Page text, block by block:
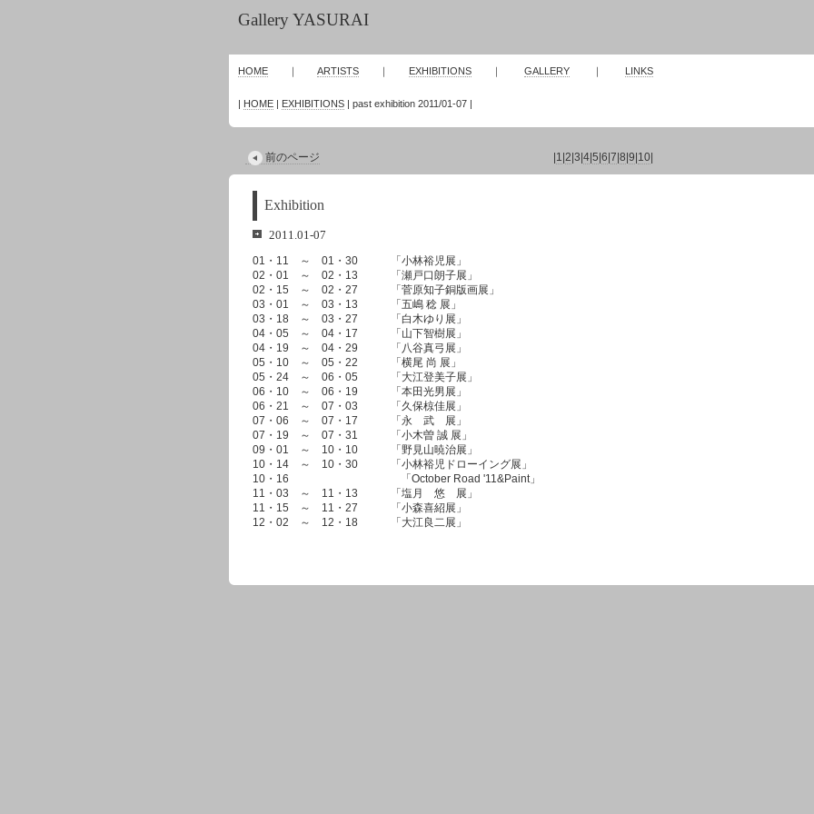
Gallery YASURAI
HOME｜ ARTISTS｜ EXHIBITIONS｜ GALLERY｜ LINKS
| HOME| EXHIBITIONS| past exhibition 2011/01-07 |
前のページ 1 2 3 4| 5 6 7 8 9 10|
Exhibition
2011.01-07
01・11 ～ 01・30 「小林裕児展」
02・01 ～ 02・13 「瀬戸口朗子展」
02・15 ～ 02・27 「菅原知子銅版画展」
03・01 ～ 03・13 「五嶋 稔 展」
03・18 ～ 03・27 「白木ゆり展」
04・05 ～ 04・17 「山下智樹展」
04・19 ～ 04・29 「八谷真弓展」
05・10 ～ 05・22 「横尾 尚 展」
05・24 ～ 06・05 「大江登美子展」
06・10 ～ 06・19 「本田光男展」
06・21 ～ 07・03 「久保椋佳展」
07・06 ～ 07・17 「永 武 展」
07・19 ～ 07・31 「小木曽 誠 展」
09・01 ～ 10・10 「野見山暁治展」
10・14 ～ 10・30 「小林裕児ドローイング展」
10・16 「October Road '11&Paint」
11・03 ～ 11・13 「塩月 悠 展」
11・15 ～ 11・27 「小森喜紹展」
12・02 ～ 12・18 「大江良二展」